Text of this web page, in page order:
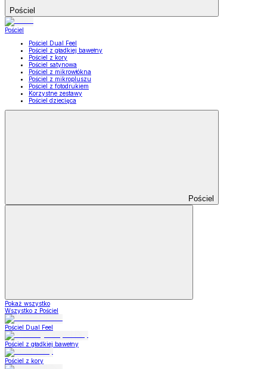
Pościel
Pościel
Pościel Dual Feel
Pościel z gładkiej bawełny
Pościel z kory
Pościel satynowa
Pościel z mikrowłókna
Pościel z mikropluszu
Pościel z fotodrukiem
Korzystne zestawy
Pościel dziecięca
Pościel
Pokaż wszystko
Wszystko z Pościel
Pościel Dual Feel
Pościel z gładkiej bawełny
Pościel z kory